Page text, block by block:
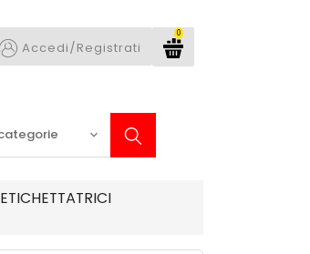
0
Accedi/Registrati
ETICHETTATRICI